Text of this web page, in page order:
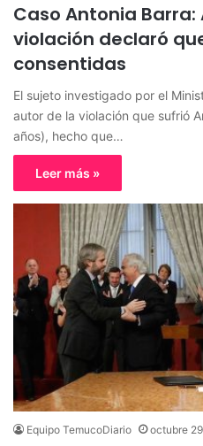
Caso Antonia Barra:
violación declaró
consentidas
El sujeto investigado por el
autor de la violación que sufrió
años), hecho que…
Leer más »
Equipo TemucoDiario octubre